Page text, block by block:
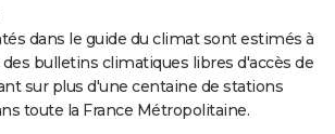
dans le guide du climat sont estimés à
bulletins climatiques libres d'accès de
sur plus d'une centaine de stations
toute la France Métropolitaine.